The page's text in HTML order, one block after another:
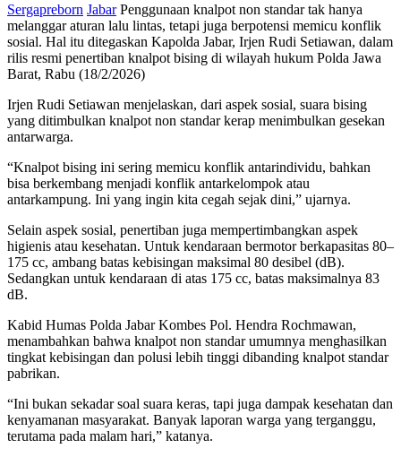
Sergapreborn JabarPenggunaan knalpot non standar tak hanya
melanggar aturan lalu lintas, tetapi juga berpotensi memicu konflik
sosial. Hal itu ditegaskan Kapolda Jabar, Irjen Rudi Setiawan, dalam
rilis resmi penertiban knalpot bising di wilayah hukum Polda Jawa
Barat, Rabu (18/2/2026)
Irjen Rudi Setiawan menjelaskan, dari aspek sosial, suara bising
yang ditimbulkan knalpot non standar kerap menimbulkan gesekan
antarwarga.
“Knalpot bising ini sering memicu konflik antarindividu, bahkan
bisa berkembang menjadi konflik antarkelompok atau
antarkampung. Ini yang ingin kita cegah sejak dini,” ujarnya.
Selain aspek sosial, penertiban juga mempertimbangkan aspek
higienis atau kesehatan. Untuk kendaraan bermotor berkapasitas 80–
175 cc, ambang batas kebisingan maksimal 80 desibel (dB).
Sedangkan untuk kendaraan di atas 175 cc, batas maksimalnya 83
dB.
Kabid Humas Polda Jabar Kombes Pol. Hendra Rochmawan,
menambahkan bahwa knalpot non standar umumnya menghasilkan
tingkat kebisingan dan polusi lebih tinggi dibanding knalpot standar
pabrikan.
“Ini bukan sekadar soal suara keras, tapi juga dampak kesehatan dan
kenyamanan masyarakat. Banyak laporan warga yang terganggu,
terutama pada malam hari,” katanya.